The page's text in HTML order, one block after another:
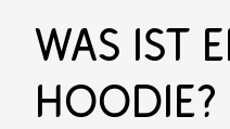
Was ist
Hoodie?